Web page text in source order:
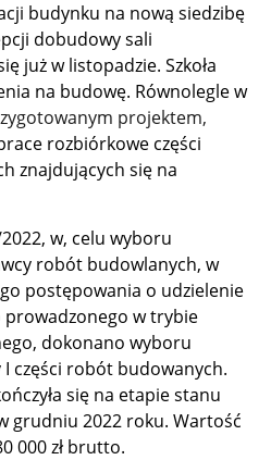
budynku na nową siedzibę
dobudowy sali
już w listopadzie. Szkoła
na budowę. Równolegle w
projektem,
rozbiórkowe części
znajdujących się na
w, celu wyboru
robót budowlanych, w
postępowania o udzielenie
w trybie
dokonano wyboru
części robót budowanych.
się na etapie stanu
grudniu 2022 roku.Wartość
000 zł brutto.